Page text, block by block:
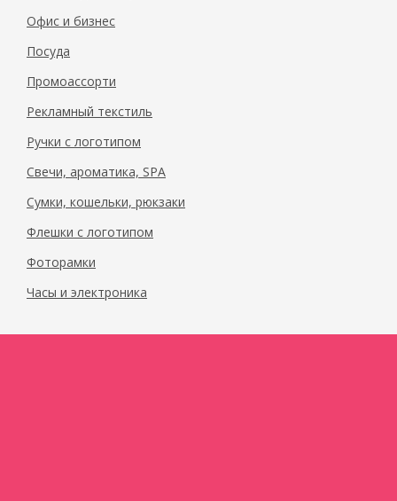
Офис и бизнес
Посуда
Промоассорти
Рекламный текстиль
Ручки с логотипом
Свечи, ароматика, SPA
Сумки, кошельки, рюкзаки
Флешки с логотипом
Фоторамки
Часы и электроника